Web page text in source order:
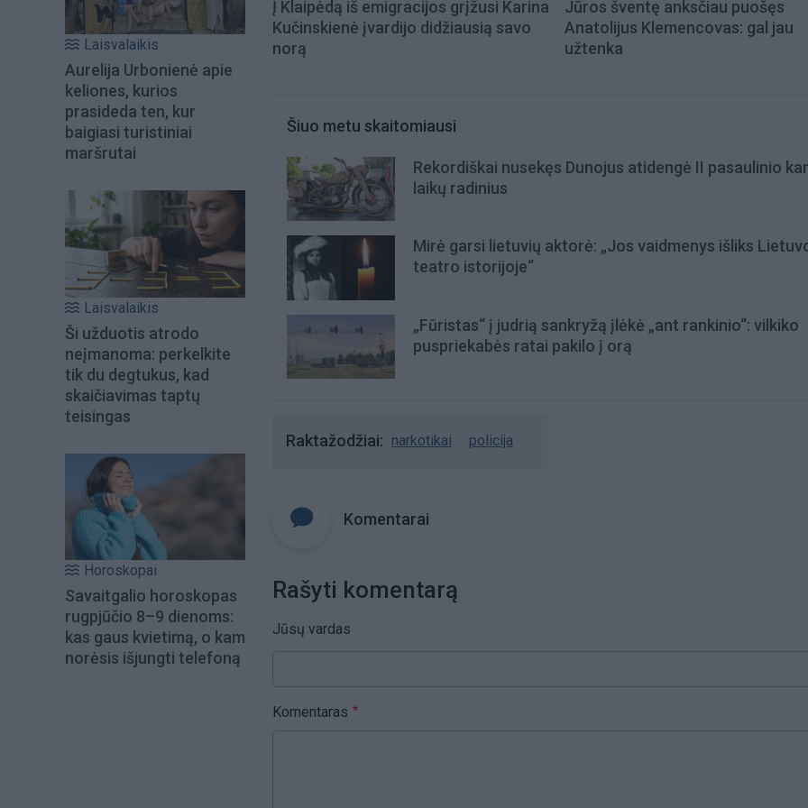
Laisvalaikis
Aurelija Urbonienė apie
keliones, kurios
prasideda ten, kur
baigiasi turistiniai
maršrutai
Laisvalaikis
Ši užduotis atrodo
neįmanoma: perkelkite
tik du degtukus, kad
skaičiavimas taptų
teisingas
Horoskopai
Savaitgalio horoskopas
rugpjūčio 8–9 dienoms:
kas gaus kvietimą, o kam
norėsis išjungti telefoną
Į Klaipėdą iš emigracijos grįžusi Karina
Kučinskienė įvardijo didžiausią savo
norą
Jūros šventę anksčiau puošęs
Anatolijus Klemencovas: gal jau
užtenka
Šiuo metu skaitomiausi
Rekordiškai nusekęs Dunojus atidengė II pasaulinio
laikų radinius
Mirė garsi lietuvių aktorė: „Jos vaidmenys išliks
teatro istorijoje“
„Fūristas“ į judrią sankryžą įlėkė „ant rankinio“: vilkiko
puspriekabės ratai pakilo į orą
Raktažodžiai narkotikai policija
Komentarai
Rašyti komentarą
Jūsų vardas
Komentaras